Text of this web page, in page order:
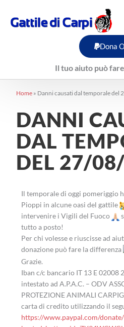
contenuto
Dona
Il tuo aiuto può
Home » Danni causati dal temporale del
DANNI
DAL
DEL 27/
Il temporale di oggi pomeriggio
Pioppi in alcune oasi del gattile
intervenire i Vigili del Fuoco
tutto a posto!
Per chi volesse e riuscisse ad
donazione può fare la differenza
Grazie.
Iban c/c bancario IT 13 E 02008
intestato ad A.P.A.C. – ODV
PROTEZIONE ANIMALI
carta di credito utilizzando il
https://www.paypal.com/